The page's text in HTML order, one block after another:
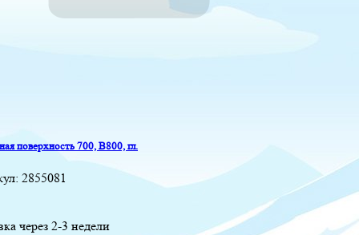
поверхность 700, B800, гл.
2855081
через 2-3 недели